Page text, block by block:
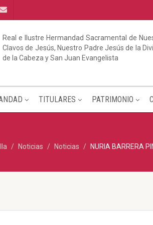
Real e Ilustre Hermandad Sacramental de
Clavos de Jesús, Nuestro Padre Jesús de la
de la Cabeza y San Juan Evangelista
TITULARES PATRIMONIO
Noticias Noticias NURIA BARRERA